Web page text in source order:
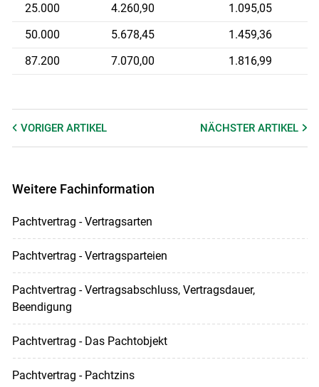
25.000
4.260,90
1.095,05
50.000
5.678,45
1.459,36
87.200
7.070,00 1.816,99
VORIGER ARTIKEL NÄCHSTERARTIKEL
Weitere Fachinformation
Pachtvertrag - Vertragsarten
Pachtvertrag - Vertragsparteien
Pachtvertrag - Vertragsabschluss, Vertragsdauer,
Beendigung
Pachtvertrag - Das Pachtobjekt
Pachtvertrag - Pachtzins